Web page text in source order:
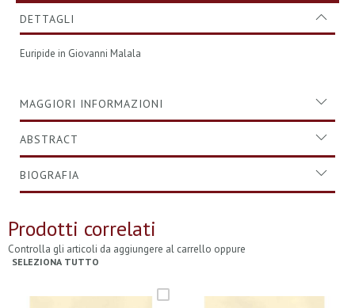
DETTAGLI
Euripide in Giovanni Malala
MAGGIORI INFORMAZIONI
ABSTRACT
BIOGRAFIA
Prodotti correlati
Controlla gli articoli da aggiungere al carrello oppure
SELEZIONA TUTTO